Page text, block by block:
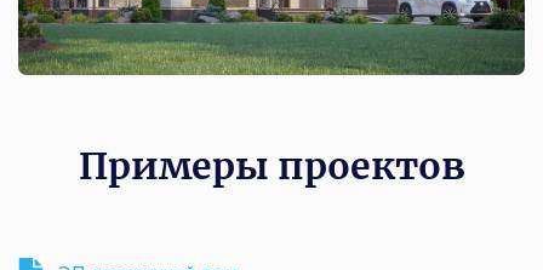
Примеры проектов